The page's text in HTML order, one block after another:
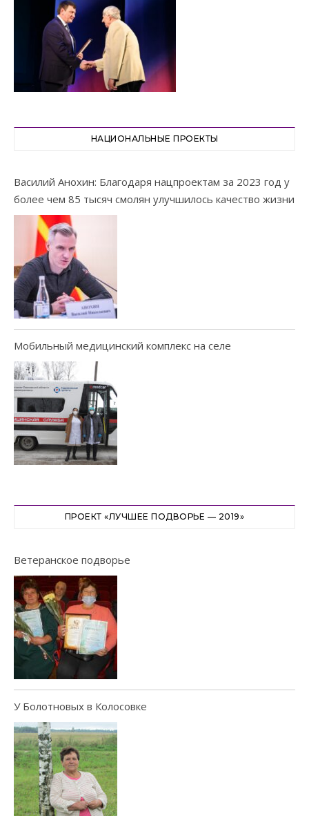
НАЦИОНАЛЬНЫЕ ПРОЕКТЫ
Василий Анохин: Благодаря нацпроектам за 2023 год у
более чем 85 тысяч смолян улучшилось качество жизни
Мобильный медицинский комплекс на селе
ПРОЕКТ «ЛУЧШЕЕ ПОДВОРЬЕ — 2019»
Ветеранское подворье
У Болотновых в Колосовке